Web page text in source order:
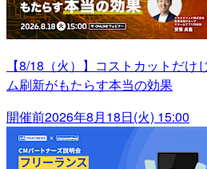
【8/18（火）】コストカットだ
ム刷新がもたらす本当の効果
開催前2026年8月18日(火) 15:00